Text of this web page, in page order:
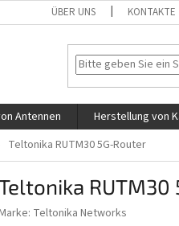
ÜBER UNS KONTAKTE
Antennen Herstellung von
Teltonika RUTM30 5G-Router
RUTM30
Teltonika Networks